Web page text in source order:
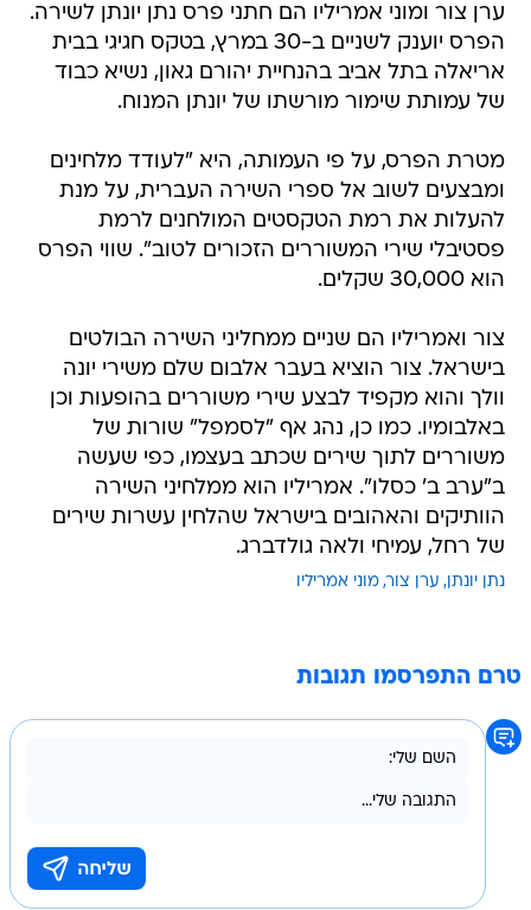
ערן צור ומוני אמריליו הם חתני פרס נתן יונתן לשירה.
הפרס יוענק לשניים ב-30 במרץ, בטקס חגיגי בבית
אריאלה בתל אביב בהנחיית יהורם גאון, נשיא כבוד
של עמותת שימור מורשתו של יונתן המנוח.
מטרת הפרס, על פי העמותה, היא "לעודד מלחינים
ומבצעים לשוב אל ספרי השירה העברית, על מנת
להעלות את רמת הטקסטים המולחנים לרמת
פסטיבלי שירי המשוררים הזכורים לטוב". שווי הפרס
הוא 30,000 שקלים.
צור ואמריליו הם שניים ממחליני השירה הבולטים
בישראל. צור הוציא בעבר אלבום שלם משירי יונה
וולך והוא מקפיד לבצע שירי משוררים בהופעות וכן
באלבומיו. כמו כן, נהג אף "לסמפל" שורות של
משוררים לתוך שירים שכתב בעצמו, כפי שעשה
ב"ערב ב' כסלו". אמריליו הוא ממלחיני השירה
הוותיקים והאהובים בישראל שהלחין עשרות שירים
של רחל, עמיחי ולאה גולדברג.
נתן יונתן ערן צור מוני אמריליו
טרם התפרסמו תגובות